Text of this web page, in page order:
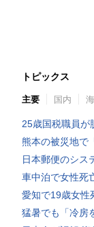
トピックス
主要 国内
25歳国税職員が
熊本の被災地で
日本郵便のシス
車中泊で女性死
愛知で19歳女性
猛暑でも「冷房